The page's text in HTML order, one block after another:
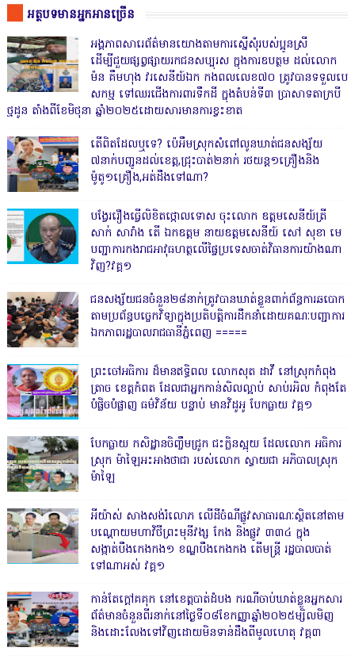
អត្ថបទមានអ្នកអានច្រើន
អង្គភាពសារេព័ត៌មានយោងតាមការស្នើសុំរបស់ប្អូនស្រី
ដើម្បីជួយផ្សព្វផ្សាយរកជនសប្បុរស ក្នុងការឧបត្ថម ដល់លោក
ម៉ន គឹមហុង វរសេនីយ៍ឯក កងពលលេខ៧០ ត្រូវបានទទួលបេ
សកម្ម ទៅឈរជើងការពារទឹកដី ក្នុងតំបន់ទី៣ ប្រាសាទតាក្របី
ថ្មដូន តាំងពីខែមិថុនា ឆ្នាំ២០២៥ដោយសារមានការខ្វះខាត
តើពិតដែលឬទេ? ប៉េអឹមស្រុកសំពៅលូនឃាត់ជនសង្ស័យ
៧នាក់បញ្ជូនដល់ខេត្ត,ជ្រុះបាត់២នាក់ រថយន្ត១គ្រឿងនិង
ម៉ូតូ១គ្រឿង,អត់ដឹងទៅណា?
បង្វែររឿងធ្វើលិខិតថ្កោលទោស ចុះលោក ឧត្តមសេនីយ៍ត្រី
សាក់ សារាំង តើ ឯកឧត្តម នាយឧត្តមសេនីយ៍ សៅ សុខា មេ
បញ្ជាការកងរាជអាវុធហត្ថលើផ្ទៃប្រទេសចាត់វិធានការយ៉ាងណា
វិញ?វគ្គ១
ជនសង្ស័យជនចំនួន២៨នាក់ត្រូវបានឃាត់ខ្លួនពាក់ព័ន្ធការឆបោក
តាមប្រព័ន្ធបច្ចេកវិទ្យាក្នុងប្រតិបត្តិការដឹកនាំដោយគណៈបញ្ជាការ
ឯកភាពរដ្ឋបាលរាជធានីភ្នំពេញ ‎=====
ព្រះចៅអធិការ ដ៏មានឥទ្ធិពល លោកសុត ដាវី នៅស្រុកកំពុង
ត្រាច ខេត្តកំពត ដែលជាអ្នកកាន់សិលល្អាប់ សាប់រអិល កំពុងតែ
បំផ្លិចបំផ្លាញ ធម៌វិន័យ បន្ទាប់ មានវិដូអូ បែកធ្លាយ វគ្គ១
បែកធ្លាយ កសិដ្ឋានចិញ្ចឹមជ្រូក ជះក្លិនស្អុយ ដែលលោក អធិការ
ស្រុក ម៉ាឡៃអះអាងថាជា របស់លោក ស្វាយជា អភិបាលស្រុក
ម៉ាឡៃ
អីយ៉ាស់ សាងសង់រំលោភ លើដីចំណីផ្លូវសាធារណៈស្ថិតនៅតាម
បណ្ដោយមហាវិថីព្រះមុនីវង្ស កែង និងផ្លូវ ៣៣៤ ក្នុង
សង្កាត់បឹងកេងកង១ ខណ្ឌបឹងកេងកង តើមន្ត្រី រដ្ឋបាលបាត់
ទៅណាអស់ វគ្គ១
កាន់តែក្តៅគគុក នៅខេត្តបាត់ដំបង ករណីចាប់ឃាត់ខ្លួនអ្នកសារ
ព័ត៌មានចំនួនពីរនាក់នៅថ្ងៃទី០៨ខែកញ្ញាឆ្នាំ២០២៥ម្សិលមិញ
និងដោះលែងទៅវិញដោយមិនទាន់ដឹងពីមូលហេតុ វគ្គ៣